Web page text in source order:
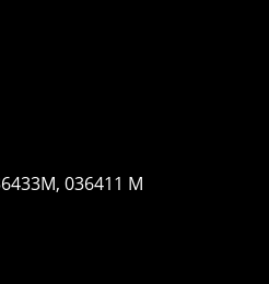
036411 M